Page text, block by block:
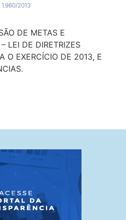
1.960/2013
DE METAS E
LEI DE DIRETRIZES
O EXERCÍCIO DE 2013, E